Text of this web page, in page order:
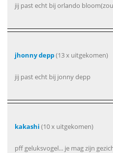
jij past echt bij orlando
jhonny depp(13 x uitgekomen)
jij past echt bij jonny depp
kakashi (10 x uitgekomen)
pff geluksvogel... je mag zijn